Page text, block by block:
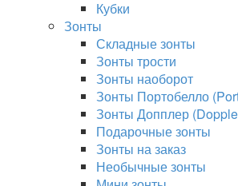
Кубки
Зонты
Складные зонты
Зонты трости
Зонты наоборот
Зонты Портобелло
Зонты Допплер
Подарочные зонты
Зонты на заказ
Необычные зонты